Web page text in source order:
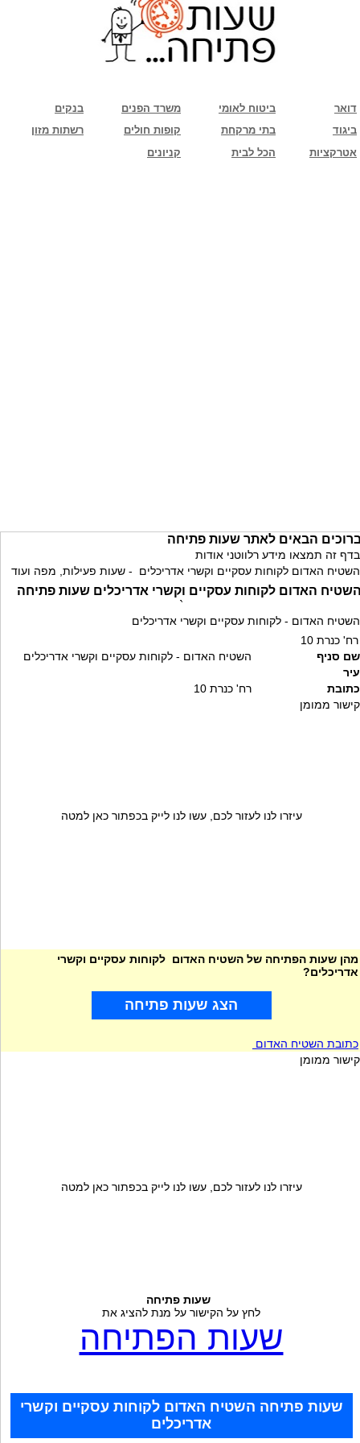
בנקים משרד הפנים ביטוח לאומי
דואר
רשתות מזון
קופות חולים בתי מרקחת
ביגוד
קניונים
הכל לבית אטרקציות
הבאים לאתר שעות פתיחה
בדף זה תמצאו מידע רלווטני אודות
השטיח האדום לקוחות עסקיים וקשרי אדריכלים - שעות פעילות, מפה ועוד
האדום לקוחות עסקיים וקשרי אדריכלים שעות פתיחה
`
השטיח האדום - לקוחות עסקיים וקשרי אדריכלים
רח' כנרת 10
שם סניף
השטיח האדום - לקוחות עסקיים וקשרי אדריכלים
עיר
כתובת
רח' כנרת 10
קישור ממומן
עיזרו לנו לעזור לכם, עשו לנו לייק בכפתור כאן למטה
מהן שעות הפתיחה של השטיח האדום לקוחות עסקיים וקשרי
אדריכלים?
הצג שעות פתיחה
כתובת השטיח האדום
קישור ממומן
עיזרו לנו לעזור לכם, עשו לנו לייק בכפתור כאן למטה
שעות פתיחה
לחץ על הקישור על מנת להציג את
שעות הפתיחה
שעות פתיחה השטיח האדום לקוחות עסקיים וקשרי
אדריכלים